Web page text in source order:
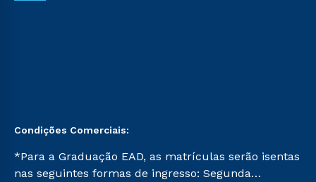
Condições Comerciais:
*Para a Graduação EAD, as matrículas serão isentas
nas seguintes formas de ingresso: Segunda